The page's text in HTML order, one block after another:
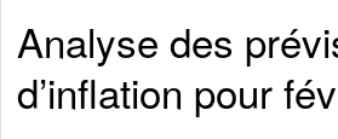
Analyse des
d’inflation pour